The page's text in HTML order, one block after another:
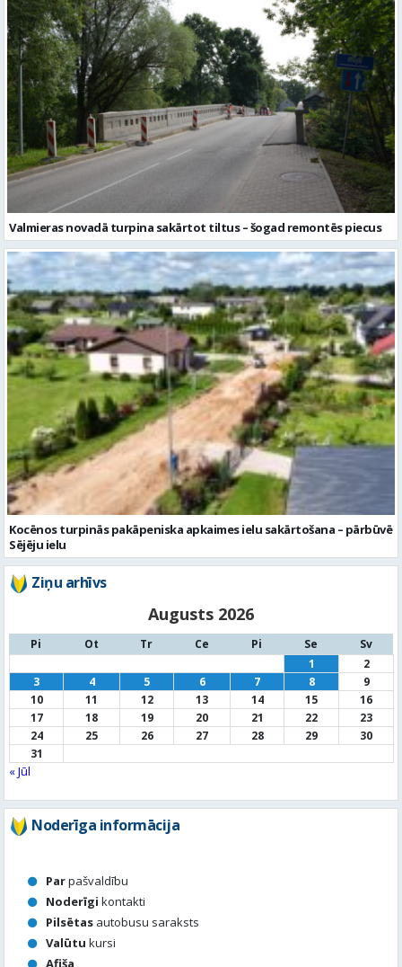
Valmieras novadā turpina sakārtot tiltus – šogad remontēs piecus
Kocēnos turpinās pakāpeniska apkaimes ielu sakārtošana – pārbūvē
Sējēju ielu
Ziņu arhīvs
Augusts 2026
Pi Ot Tr Ce Pi Se
Sv
1
2
3
4 5 6 7 8
9
10
11 12 13 14 15
16
17
18 19 20 21 22
23
24
25 26 27 28 29
30
31
« Jūl
Noderīga informācija
Parpašvaldību
Noderīgi kontakti
Pilsētas autobusu saraksts
Valūtu kursi
Afiša